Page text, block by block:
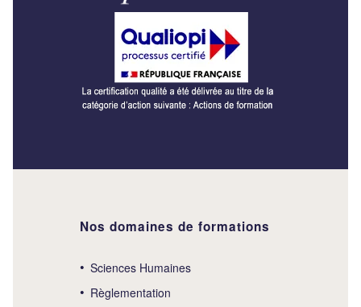
Nos domaines de formations
Sciences Humaines
Règlementation